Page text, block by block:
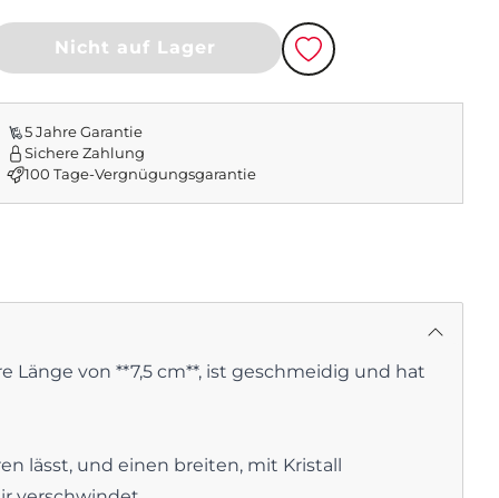
Nicht auf Lager
von **7,5 cm**, ist geschmeidig und hat
lässt, und einen breiten, mit Kristall